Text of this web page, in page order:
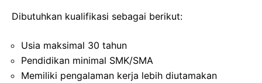
Dibutuhkan kualifikasi sebagai berikut:
Usia maksimal 30 tahun
Pendidikan minimal SMK/SMA
Memiliki pengalaman kerja lebih diutamakan